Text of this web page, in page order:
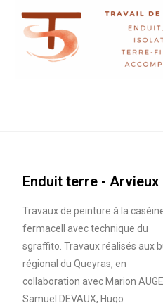
Enduit terre - Arvieux
Travaux de peinture à la
fermacell avec technique du
sgraffito. Travaux réalisés aux
régional du Queyras, en
collaboration avec Marion
Samuel DEVAUX, Hugo